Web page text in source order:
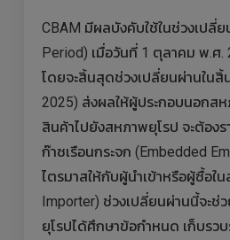
CBAM มีผลบังคับใช้ในช่วงเปลี่ย
Period) เมื่อวันที่ 1 ตุลาคม พ.ศ.
โดยจะสิ้นสุดช่วงเปลี่ยนผ่านในสิ้
2025) ส่งผลให้ผู้ประกอบนอกส
สินค้าไปยังสหภาพยุโรป จะต้อง
ก๊าซเรือนกระจก (Embedded
ไตรมาสให้กับผู้นำเข้าหรือผู้ซื้อใ
Importer) ช่วงเปลี่ยนผ่านนี้จะ
ยุโรปได้ศึกษาข้อกำหนด เก็บรว